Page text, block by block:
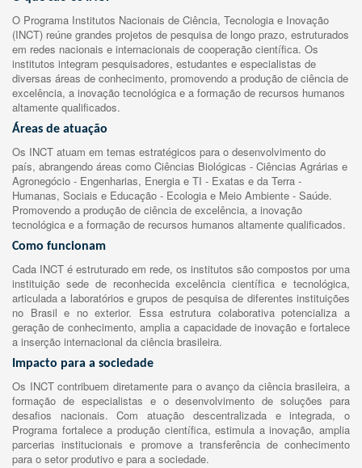
O Programa Institutos Nacionais de Ciência, Tecnologia e Inovação
(INCT) reúne grandes projetos de pesquisa de longo prazo, estruturados
em redes nacionais e internacionais de cooperação científica. Os
institutos integram pesquisadores, estudantes e especialistas de
diversas áreas de conhecimento, promovendo a produção de ciência de
excelência, a inovação tecnológica e a formação de recursos humanos
altamente qualificados.
Áreas de atuação
Os INCT atuam em temas estratégicos para o desenvolvimento do
país, abrangendo áreas como Ciências Biológicas - Ciências Agrárias e
Agronegócio - Engenharias, Energia e TI - Exatas e da Terra -
Humanas, Sociais e Educação - Ecologia e Meio Ambiente - Saúde.
Promovendo a produção de ciência de excelência, a inovação
tecnológica e a formação de recursos humanos altamente qualificados.
Como funcionam
Cada INCT é estruturado em rede, os institutos são compostos por uma
instituição sede de reconhecida excelência científica e tecnológica,
articulada a laboratórios e grupos de pesquisa de diferentes instituições
no Brasil e no exterior. Essa estrutura colaborativa potencializa a
geração de conhecimento, amplia a capacidade de inovação e fortalece
a inserção internacional da ciência brasileira.
Impacto para a sociedade
Os INCT contribuem diretamente para o avanço da ciência brasileira, a
formação de especialistas e o desenvolvimento de soluções para
desafios nacionais. Com atuação descentralizada e integrada, o
Programa fortalece a produção científica, estimula a inovação, amplia
parcerias institucionais e promove a transferência de conhecimento
para o setor produtivo e para a sociedade.